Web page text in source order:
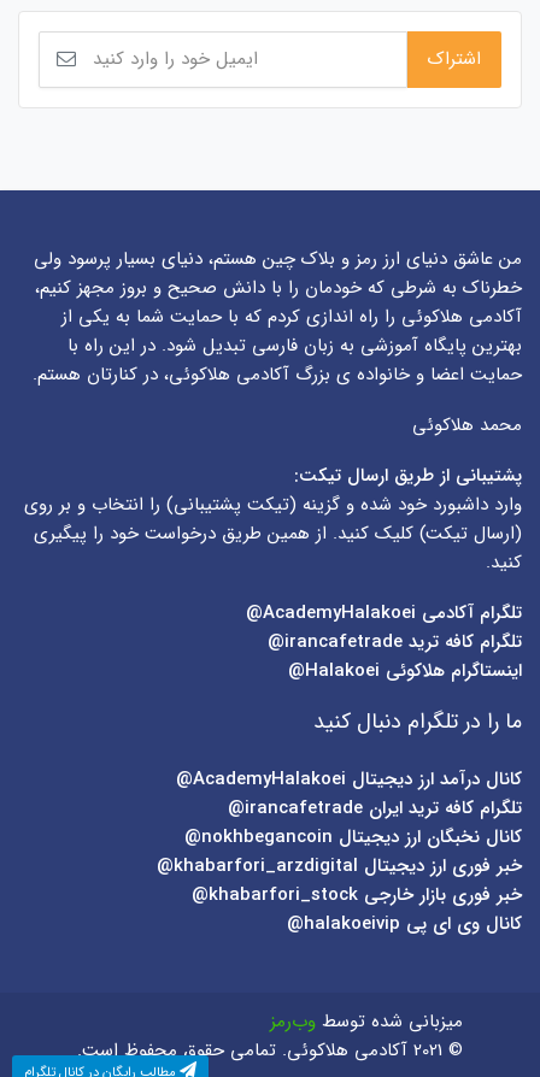
من عاشق دنیای ارز رمز و بلاک چین هستم، دنیای بسیار پرسود ولی
خطرناک به شرطی که خودمان را با دانش صحیح و بروز مجهز کنیم،
آکادمی هلاکوئی را راه اندازی کردم که با حمایت شما به یکی از
بهترین پایگاه آموزشی به زبان فارسی تبدیل شود. در این راه با
حمایت اعضا و خانواده ی بزرگ آکادمی هلاکوئی، در کنارتان هستم.
محمد هلاکوئی
پشتیبانی از طریق ارسال تیکت:
وارد داشبورد خود شده و گزینه (تیکت پشتیبانی) را انتخاب و بر روی
(ارسال تیکت) کلیک کنید. از همین طریق درخواست خود را پیگیری
کنید.
تلگرام آکادمی
تلگرام کافه ترید irancafetrade@
اینستاگرام هلاکوئی Halakoei@
ما را در تلگرام دنبال کنید
کانال درآمد ارز دیجیتال AcademyHalakoei@
تلگرام کافه ترید ایران irancafetrade@
کانال نخبگان ارز دیجیتال nokhbegancoin@
خبر فوری ارز دیجیتال khabarfori_arzdigital@
خبر فوری بازار خارجی khabarfori_stock@
کانال وی ای پی halakoeivip@
میزبانی شده توسط وب‌رمز
© 2021 آکادمی هلاکوئی. تمامی حقوق محفوظ است.
مطالب رایگان در کانال تلگرام